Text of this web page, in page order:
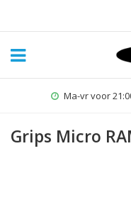
Ma-vr voor
Grips Micro